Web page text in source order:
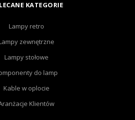
KATEGORIE
Lampy retro
zewnętrzne
Lampy stołowe
do lamp
Kable w oplocie
Klientów